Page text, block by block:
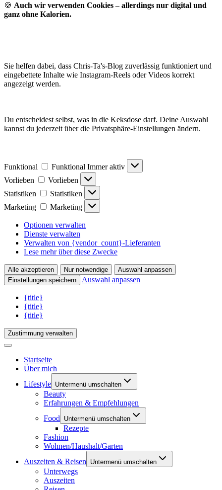
🍪 Auch wir verwenden Cookies – allerdings nur digital und
ganz ohne Kalorien.
Sie helfen dabei, dass Chris-Ta's-Blog zuverlässig funktioniert und
eingebettete Inhalte wie Instagram-Reels oder Videos korrekt
angezeigt werden.
Du entscheidest selbst, was in die Keksdose darf. Deine Auswahl
kannst du jederzeit über die Privatsphäre-Einstellungen ändern.
Funktional Funktional Immer aktiv
Vorlieben
Vorlieben
Statistiken
Statistiken
Marketing
Marketing
Optionen verwalten
Dienste verwalten
Verwalten von {vendor_count}-Lieferanten
Lese mehr über diese Zwecke
Alle akzeptieren Nur notwendige
Auswahl anpassen
Einstellungen speichern
Auswahl anpassen
{title}
{title}
{title}
Zustimmung verwalten
Startseite
Über mich
Lifestyle Untermenü umschalten
Beauty
Erfahrungen & Empfehlungen
Food
Untermenü umschalten
Rezepte
Fashion
Wohnen/Haushalt/Garten
Auszeiten & Reisen
Untermenü umschalten
Unterwegs
Auszeiten